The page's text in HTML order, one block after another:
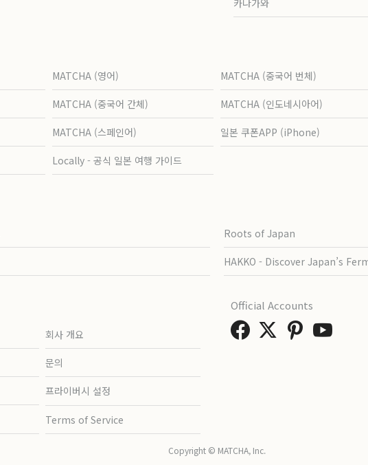
카나가와
MATCHA (영어) MATCHA (중국어 번체)
MATCHA (중국어 간체) MATCHA (인도네시아어)
MATCHA (스페인어) 일본 쿠폰APP (iPhone)
Locally - 공식 일본 여행 가이드
Roots of Japan
HAKKO - Discover Japan’s
회사 개요
문의
프라이버시 설정
Terms of Service
Official Accounts
Copyright © MATCHA, Inc.